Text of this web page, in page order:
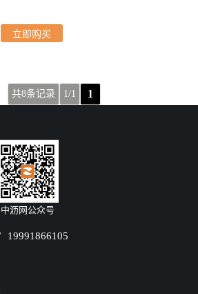
立即购买
共8条记录 1/1 1
中沥网公众号
19991866105